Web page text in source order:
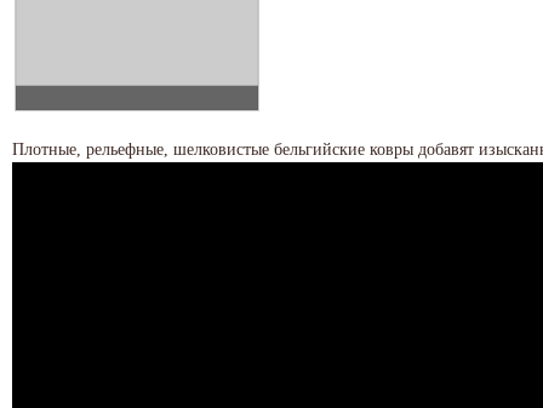
Плотные, рельефные, шелковистые бельгийские ковры добавят